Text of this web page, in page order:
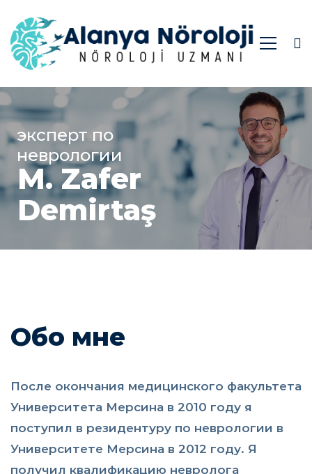
Обо
мне
эксперт по
неврологии
M. Zafer
Demirtaş
Обо мне
После окончания медицинского факультета
Университета Мерсина в 2010 году я
поступил в резидентуру по неврологии в
Университете Мерсина в 2012 году. Я
получил квалификацию невролога